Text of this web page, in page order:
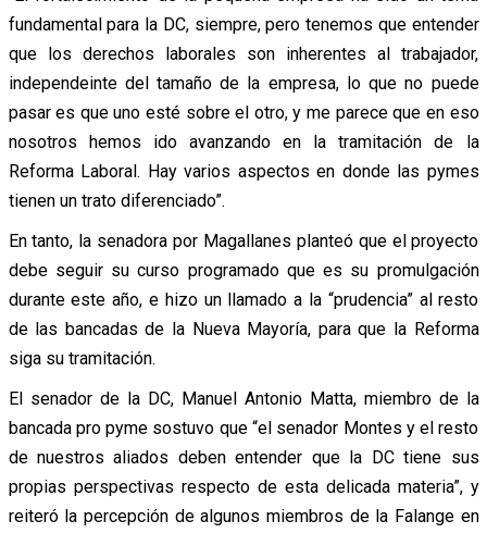
fundamental para la DC, siempre, pero tenemos que entender
que los derechos laborales son inherentes al trabajador,
independeinte del tamaño de la empresa, lo que no puede
pasar es que uno esté sobre el otro, y me parece que en eso
nosotros hemos ido avanzando en la tramitación de la
Reforma Laboral. Hay varios aspectos en donde las pymes
tienen un trato diferenciado”.
En tanto, la senadora por Magallanes planteó que el proyecto
debe seguir su curso programado que es su promulgación
durante este año, e hizo un llamado a la “prudencia” al resto
de las bancadas de la Nueva Mayoría, para que la Reforma
siga su tramitación.
El senador de la DC, Manuel Antonio Matta, miembro de la
bancada pro pyme sostuvo que “el senador Montes y el resto
de nuestros aliados deben entender que la DC tiene sus
propias perspectivas respecto de esta delicada materia”, y
reiteró la percepción de algunos miembros de la Falange en